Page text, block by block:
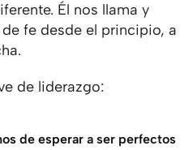
Él nos llama y
fe desde el principio, a
de liderazgo:
de esperar a ser perfectos